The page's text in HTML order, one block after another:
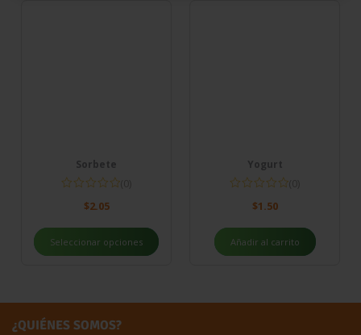
Sorbete
$2.05
Seleccionar opciones
Yogurt
$1.50
Añadir al carrito
¿QUIÉNES SOMOS?